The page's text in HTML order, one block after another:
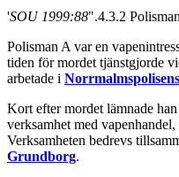
'SOU 1999:88".4.3.2
Polisman A var en
tiden för mordet tjänstgjorde
arbetade i
Kort efter mordet lämnade
verksamhet med
Verksamheten bedrevs
Grundborg.